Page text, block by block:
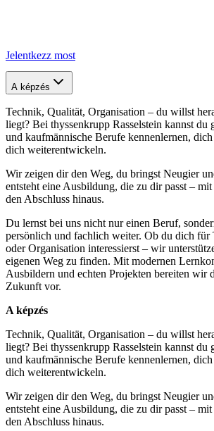
Jelentkezz most
A képzés
Technik, Qualität, Organisation – du willst
liegt? Bei thyssenkrupp Rasselstein kannst du
und kaufmännische Berufe kennenlernen,
dich weiterentwickeln.
Wir zeigen dir den Weg, du bringst Neugier
entsteht eine Ausbildung, die zu dir passt –
den Abschluss hinaus.
Du lernst bei uns nicht nur einen Beruf,
persönlich und fachlich weiter. Ob du dich für
oder Organisation interessierst – wir
eigenen Weg zu finden. Mit modernen
Ausbildern und echten Projekten bereiten wir
Zukunft vor.
A képzés
Technik, Qualität, Organisation – du willst
liegt? Bei thyssenkrupp Rasselstein kannst du
und kaufmännische Berufe kennenlernen,
dich weiterentwickeln.
Wir zeigen dir den Weg, du bringst Neugier
entsteht eine Ausbildung, die zu dir passt –
den Abschluss hinaus.